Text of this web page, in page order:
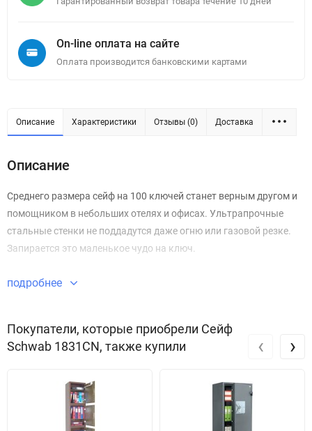
On-line оплата на сайте
Оплата производится банковскими картами
Описание Характеристики Отзывы (0) Доставка
Описание
Среднего размера сейф на 100 ключей станет верным другом и
помощником в небольших отелях и офисах. Ультрапрочные
стальные стенки не поддадутся даже огню или газовой резке.
Запирается это маленькое чудо на ключ.
подробнее
Покупатели, которые приобрели Сейф
Schwab 1831CN, также купили
‹ ›